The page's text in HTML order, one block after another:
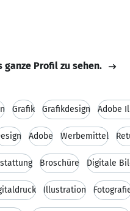
ganze Profil zu sehen.
Grafik Grafikdesign Adobe
Adobe Werbemittel
Broschüre Digitale
Illustration